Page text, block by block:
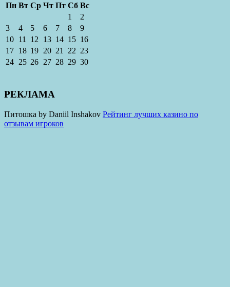
Пн Вт Ср Чт Пт Сб Вс
1
2
3
4 5 6 7 8
9
10 11 12 13 14 15 16
17 18 19 20 21 22 23
24 25 26 27 28 29 30
РЕКЛАМА
Питошка by Daniil Inshakov Рейтинг лучших казино по
отзывам игроков